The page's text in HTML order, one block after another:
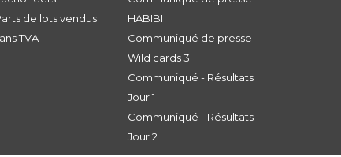
de lots vendus
TVA
HABIBI
Communiqué de presse -
Wild cards 3
Communiqué - Résultats
Jour 1
Communiqué - Résultats
Jour 2